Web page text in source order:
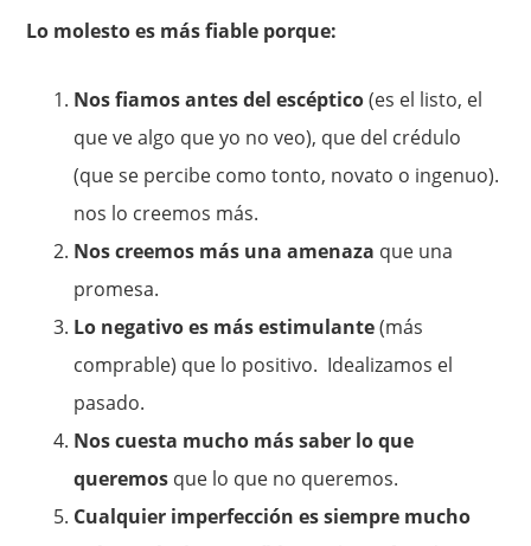
Lo molesto es más fiable porque:
Nos fiamos antes del escéptico(es el listo, el
que ve algo que yo no veo), que del crédulo
(que se percibe como tonto, novato o ingenuo).
nos lo creemos más.
Nos creemos más una amenaza que una
promesa.
Lo negativo es más estimulante(más
comprable) que lo positivo. Idealizamos el
pasado.
Nos cuesta mucho más saber lo que
queremos que lo que no queremos.
Cualquier imperfección es siempre mucho